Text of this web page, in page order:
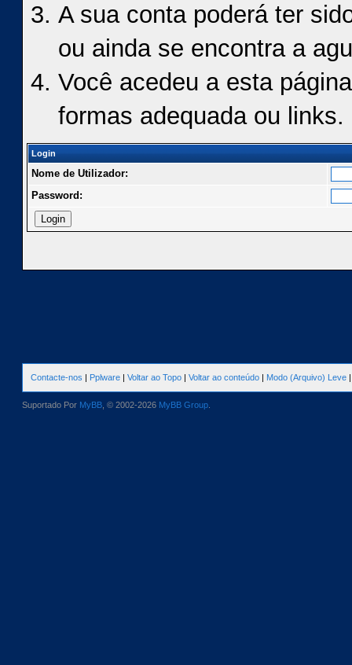
A sua conta poderá ter
ou ainda se encontra a
Você acedeu a esta
formas adequada ou links.
Login
Nome de Utilizador:
Password:
Contacte-nos | Pplware | Voltar ao Topo | Voltar ao conteúdo | Modo (Arquivo) Leve
Suportado Por MyBB , © 2002-2026 MyBB Group